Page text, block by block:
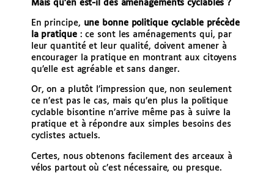
Mais qu’en est-il des aménagements cyclables ?
En principe, une bonne politique cyclable précède
la pratique: ce sont les aménagements qui, par
leur quantité et leur qualité, doivent amener à
encourager la pratique en montrant aux citoyens
qu’elle est agréable et sans danger.
Or, on a plutôt l’impression que, non seulement
ce n’est pas le cas, mais qu’en plus la politique
cyclable bisontine n’arrive même pas à suivre la
pratique et à répondre aux simples besoins des
cyclistes actuels.
Certes, nous obtenons facilement des arceaux à
vélos partout où c’est nécessaire, ou presque.